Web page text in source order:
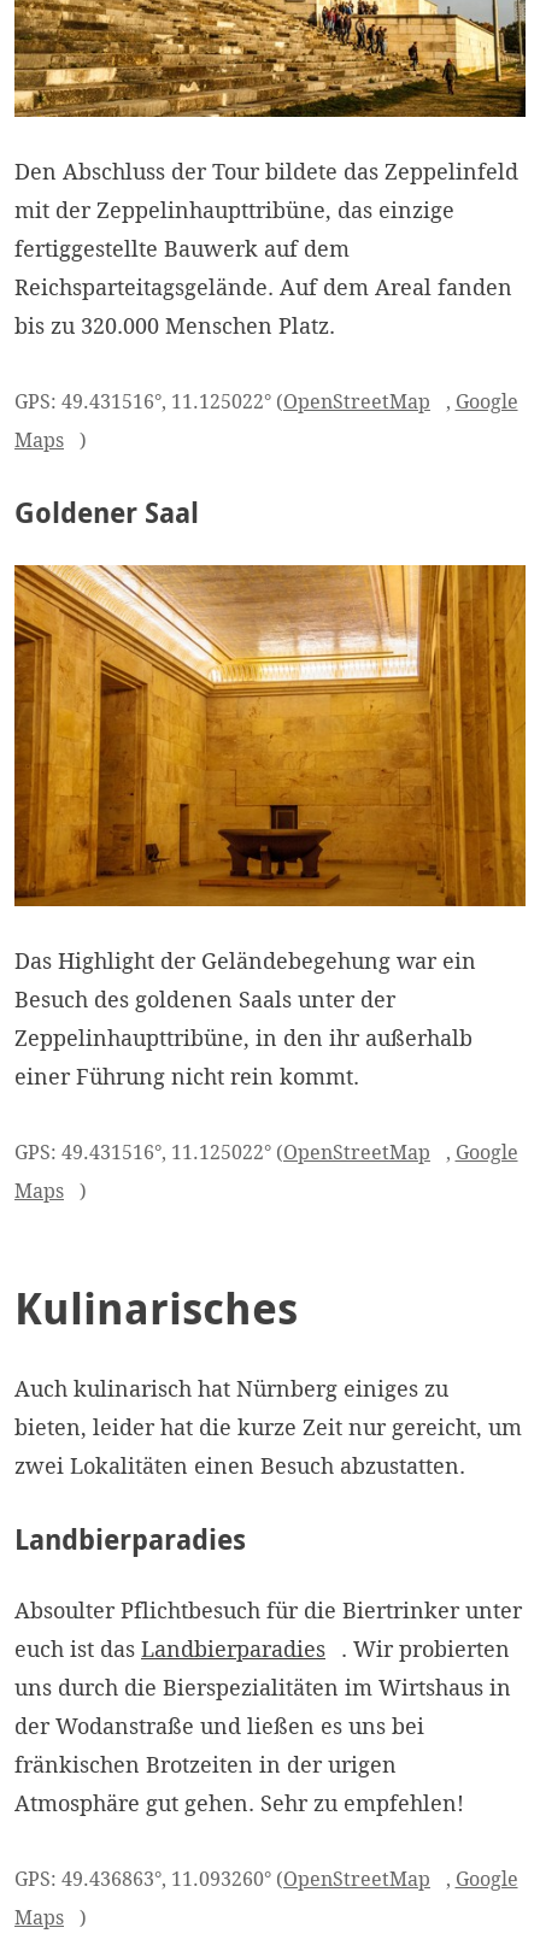
Den Abschluss der Tour bildete das Zeppelinfeld
mit der Zeppelinhaupttribüne, das einzige
fertiggestellte Bauwerk auf dem
Reichsparteitagsgelände. Auf dem Areal fanden
bis zu 320.000 Menschen Platz.
GPS: 49.431516°, 11.125022° (OpenStreetMap , Google
Maps
)
Goldener Saal
Das Highlight der Geländebegehung war ein
Besuch des goldenen Saals unter der
Zeppelinhaupttribüne, in den ihr außerhalb
einer Führung nicht rein kommt.
GPS: 49.431516°, 11.125022° (OpenStreetMap , Google
Maps
)
Kulinarisches
Auch kulinarisch hat Nürnberg einiges zu
bieten, leider hat die kurze Zeit nur gereicht, um
zwei Lokalitäten einen Besuch abzustatten.
Landbierparadies
Absoulter Pflichtbesuch für die Biertrinker unter
euch ist das Landbierparadies
. Wir probierten
uns durch die Bierspezialitäten im Wirtshaus in
der Wodanstraße und ließen es uns bei
fränkischen Brotzeiten in der urigen
Atmosphäre gut gehen. Sehr zu empfehlen!
GPS: 49.436863°, 11.093260° (OpenStreetMap , Google
Maps
)